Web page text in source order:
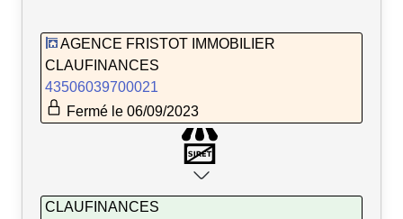
AGENCE FRISTOT IMMOBILIER
CLAUFINANCES
43506039700021
Fermé le 06/09/2023
CLAUFINANCES